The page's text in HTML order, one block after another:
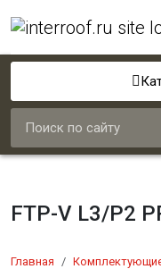
FTP-V L3/P2
Главная